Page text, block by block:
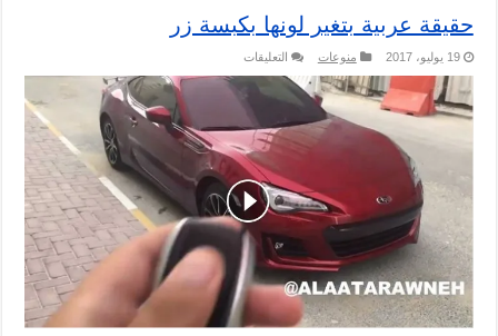
حقيقة عربية بتغير لونها بكبسة زر
19 يوليو، 2017 منوعات التعليقات
عربية
بكبسة
زر
مغلقة